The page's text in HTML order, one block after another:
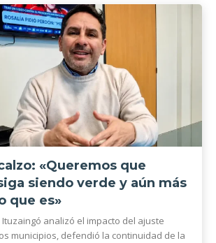
«Queremos que
siendo verde y aún más
que es»
analizó el impacto del ajuste
municipios, defendió la continuidad de la